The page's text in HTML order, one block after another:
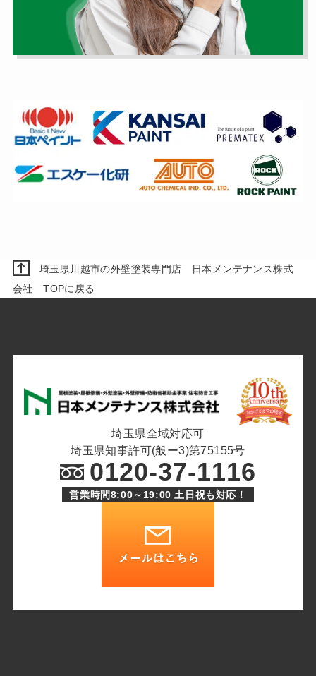
埼玉県川越市の外壁塗装専門店 日本メンテナンス株式
会社 TOPに戻る
埼玉県全域対応可
埼玉県知事許可(般ー3)第75155号
0120-37-1116
営業時間8:00～19:00 土日祝も対応！